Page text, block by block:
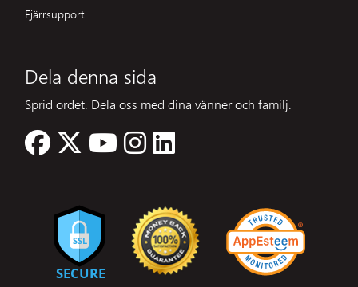
Fjärrsupport
Dela denna sida
Sprid ordet. Dela oss med dina vänner och familj.